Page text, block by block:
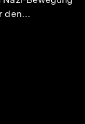
den…